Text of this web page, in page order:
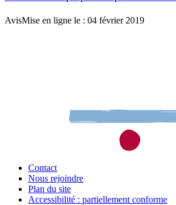
AvisMise en ligne le : 04 février 2019
Contact
Nous rejoindre
Plan du site
Accessibilité : partiellement conforme